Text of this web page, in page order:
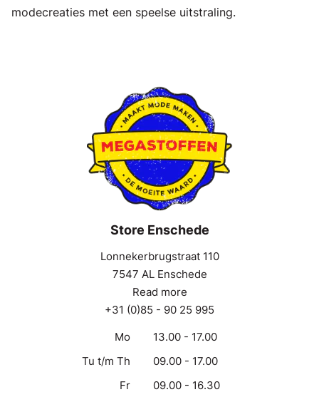
modecreaties met een speelse uitstraling.
Store Enschede
Lonnekerbrugstraat 110
7547 AL Enschede
Read more
+31 (0)85 - 90 25 995
Mo
13.00 - 17.00
Tu t/m Th
09.00 - 17.00
Fr
09.00 - 16.30